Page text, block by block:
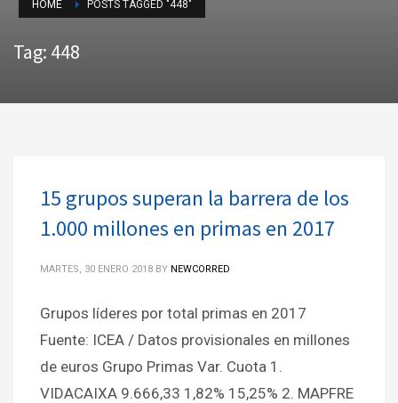
HOME POSTS TAGGED "448"
Tag: 448
15 grupos superan la barrera de los
1.000 millones en primas en 2017
MARTES, 30 ENERO 2018 BY NEWCORRED
Grupos líderes por total primas en 2017
Fuente: ICEA / Datos provisionales en millones
de euros Grupo Primas Var. Cuota 1.
VIDACAIXA 9.666,33 1,82% 15,25% 2. MAPFRE